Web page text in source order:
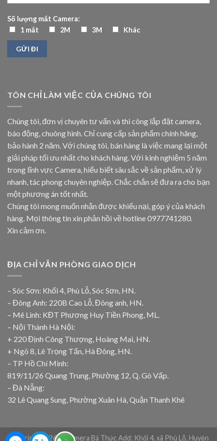
Số lượng mắt Camera:
1 mắt
2M 3M Khác
TÔN CHỈ LÀM VIỆC CỦA CHÚNG TÔI
Chúng tôi, đơn vị chuyên tư vấn và thi công lắp đặt camera,
báo động, chuông hình. Chỉ cung cấp sản phẩm chính hãng,
bảo hành 2 năm. Với chúng tôi, bán hàng là việc mang lại một
giải pháp tối ưu nhất cho khách hàng. Với kinh nghiệm 5 năm
trong lĩnh vực Camera, hiểu biết sâu sắc về sản phẩm, xử lý
nhanh, tác phong chuyên nghiệp. Chắc chắn sẽ đưa ra cho bạn
một phương án tốt nhất.
Chúng tôi mong muốn nhận được khiếu nại, góp ý của khách
hàng. Mọi thông tin xin phản hồi về hotline0977741280.
Xin cảm ơn.
ĐỊA CHỈ VĂN PHÒNG GIAO DỊCH
– Sóc Sơn: Khối 4, Phù Lỗ, Sóc Sơn, HN.
– Đông Anh: 220B Cao Lỗ, Đông anh, HN.
– Mê Linh: KĐT Phương Huy Tiền Phong, ML.
– Nội Thành Hà Nội:
+ 220 Định Công Thượng, Hoàng Mai, HN.
+ Ngõ 8, Lê Trọng Tấn, Hà Đông, HN.
– TP Hồ Chí Minh:
819/11/26 Quang Trung, Phường 12, Q. Gò Vấp.
– Đà Nẵng:
32 Lê Quang Sung, Phường Xuân Hà, Quận Thanh Khê
Copyright 2026 © Camera Bá Thức Add: Khối 4, xã Phù Lỗ, Huyện